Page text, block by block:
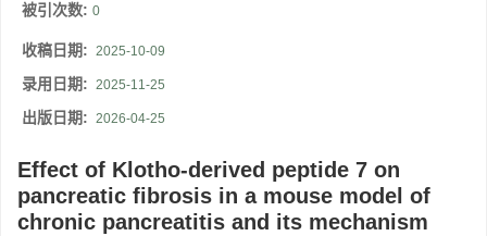
被引次数: 0
收稿日期: 2025-10-09
录用日期: 2025-11-25
出版日期: 2026-04-25
Effect of Klotho-derived peptide 7 on
pancreatic fibrosis in a mouse model of
chronic pancreatitis and its mechanism